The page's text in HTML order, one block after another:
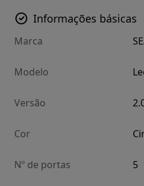
Informações básicas
Marca
Modelo
Versão
Cor
Nº de portas 5